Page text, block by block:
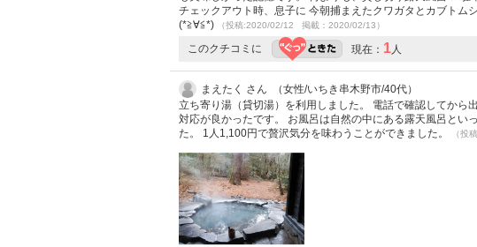
チェックアウト時、息子に 今朝捕まえたクワガタとカブトム
(*≧∀≦*)
（投稿:2020/02/12 掲載：2020/02/13）
このクチコミに 現在： 1人
まえたく さん （女性/いちき串木野市/40代）
立ち寄り湯（貸切湯）を利用しました。 電話で確認してから
対応が良かったです。 お風呂は自然の中にある露天風呂とい
た。 1人1,100円で贅沢気分を味わうことができました。
（投